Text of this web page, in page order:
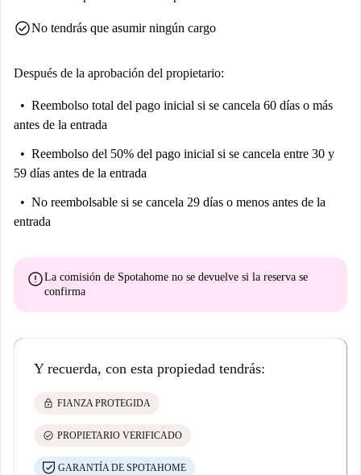
Galvany su nuevo y acogedor hogar urbano.
check_circleNo tendrás que asumir ningún cargo
Después de la aprobación del propietario:
Reembolso total del pago inicial si se cancela 60 días o más
antes de la entrada
Reembolso del 50% del pago inicial si se cancela entre 30 y
59 días antes de la entrada
No reembolsable si se cancela 29 días o menos antes de la
entrada
errorLa comisión de Spotahome no se devuelve si la reserva se
confirma
Y recuerda, con esta propiedad tendrás:
lock FIANZA PROTEGIDA
check_circle PROPIETARIO VERIFICADO
GARANTÍA DE SPOTAHOME